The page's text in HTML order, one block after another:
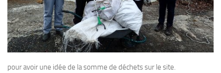
pour avoir une idée de la somme de déchets sur le site.